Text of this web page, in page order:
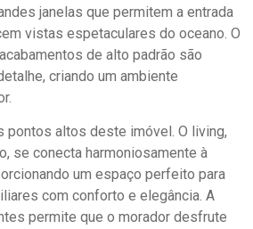
janelas que permitem a entrada
vistas espetaculares do oceano. O
de alto padrão são
criando um ambiente
pontos altos deste imóvel. O living,
se conecta harmoniosamente à
um espaço perfeito para
com conforto e elegância. A
permite que o morador desfrute